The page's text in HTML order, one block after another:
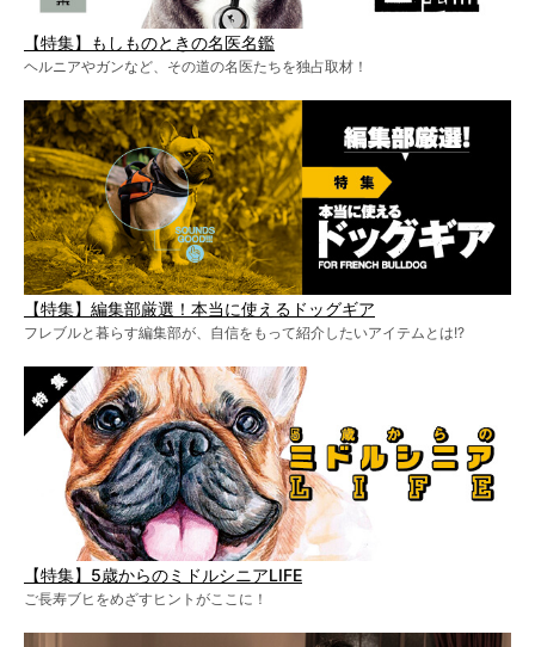
【特集】もしものときの名医名鑑
ヘルニアやガンなど、その道の名医たちを独占取材！
【特集】編集部厳選！本当に使えるドッグギア
フレブルと暮らす編集部が、自信をもって紹介したいアイテムとは!?
【特集】5歳からのミドルシニアLIFE
ご長寿ブヒをめざすヒントがここに！